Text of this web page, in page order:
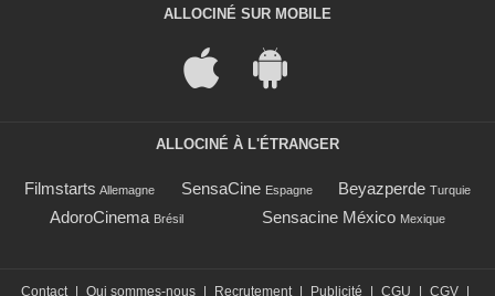
ALLOCINÉ SUR MOBILE
ALLOCINÉ À L'ÉTRANGER
Filmstarts Allemagne SensaCine Espagne Beyazperde Turquie
AdoroCinema Brésil Sensacine México Mexique
Contact | Qui sommes-nous | Recrutement | Publicité | CGU | CGV |